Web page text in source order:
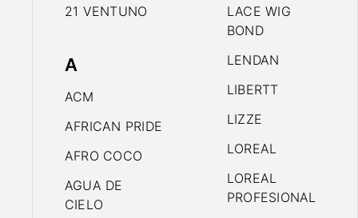
21 VENTUNO
A
ACM
AFRICAN PRIDE
AFRO COCO
AGUA DE
CIELO
LACE WIG
BOND
LENDAN
LIBERTT
LIZZE
LOREAL
LOREAL
PROFESIONAL